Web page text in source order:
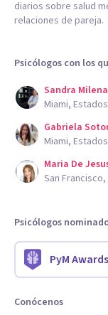
diarios sobre salud
relaciones de pareja.
Psicólogos con los
Sandra
Miami,
Gabriela
Miami,
Maria De
San
Psicólogos
PyM
Conócenos